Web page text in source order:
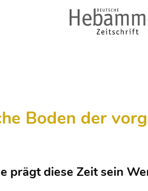
Boden der
prägt diese Zeit sein